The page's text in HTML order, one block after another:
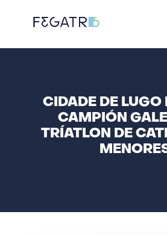
CIDADE DE LUGO
CAMPIÓN
TRÍATLON DE